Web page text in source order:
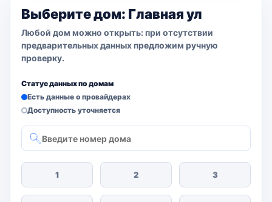
Выберите дом: Главная ул
Любой дом можно открыть: при отсутствии
предварительных данных предложим ручную
проверку.
Статус данных по домам
Есть данные о провайдерах
Доступность уточняется
1 2 3